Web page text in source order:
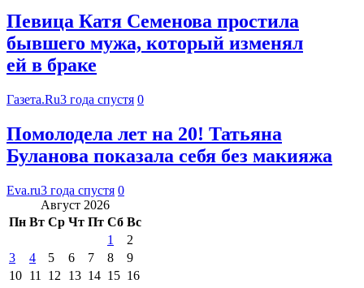
Певица Катя Семенова простила
бывшего мужа, который изменял
ей в браке
Газета.Ru3 года спустя 0
Помолодела лет на 20! Татьяна
Буланова показала себя без макияжа
Eva.ru3 года спустя 0
Август 2026
Пн Вт Ср Чт Пт Сб Вс
1
2
3
4 5 6 7 8
9
10 11 12 13 14 15 16